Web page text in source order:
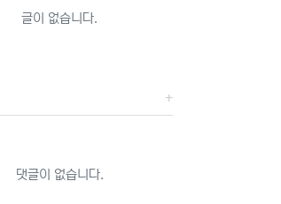
글이 없습니다.
댓글이 없습니다.